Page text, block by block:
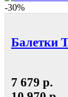
-30%
Балетки
7 679 р.